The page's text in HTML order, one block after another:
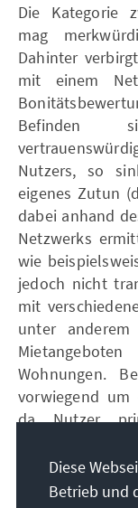
Die Kategorie
mag
Dahinter
mit einem
Befinden
Nutzers, so
eigenes Zutun
dabei anhand
Netzwerks
wie
jedoch nicht
mit
unter
Wohnungen.
vorwiegend um
da Nutzer
die auf
Diese
Betrieb und